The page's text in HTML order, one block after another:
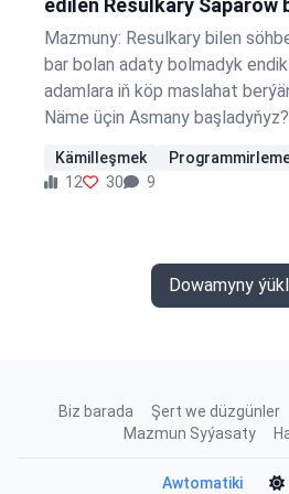
edilen Resulkary
Mazmuny: Resulkary bilen
bar bolan adaty bolmadyk
adamlara iň köp maslahat
Näme üçin Asmany
bolsa üstünlik diýip hasap eden
Geliň, ilkinji mysalyňyza biraz
uniwersitetiňizi çalyşsaňyz,
ýylyňyzy biderek sarp eden
Kämilleşmek
12
30 9
Dowamyny
Biz barada Şert we düzgünler
Mazmun Syýasaty
Awtomatiki